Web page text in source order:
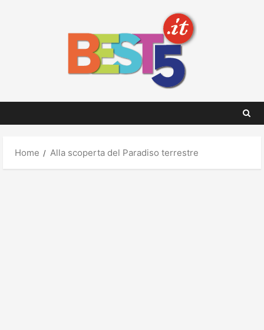
Home Alla scoperta del Paradiso terrestre